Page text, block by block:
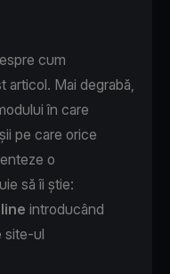
cum
articol. Mai degrabă,
în care
pe care orice
o
să îi știe:
introducând
site-ul